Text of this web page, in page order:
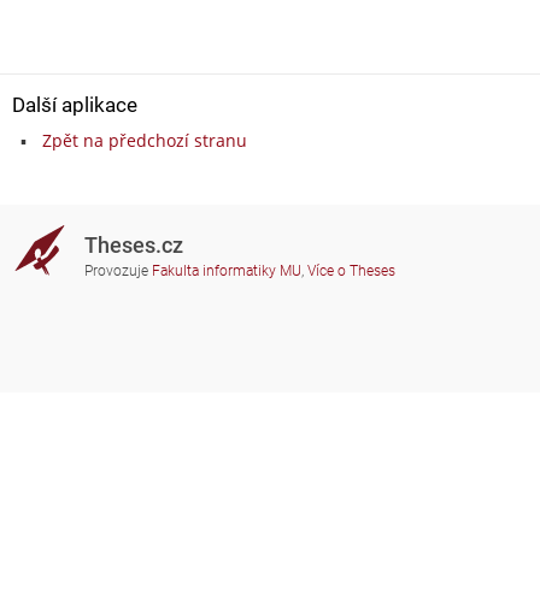
Další aplikace
Zpět na předchozí stranu
Theses.cz
Provozuje Fakulta informatiky MU, Více o Theses